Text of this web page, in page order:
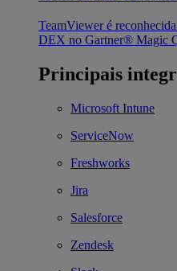
TeamViewer é
DEX no Gartner® Magic
Principais
Microsoft Intune
ServiceNow
Freshworks
Jira
Salesforce
Zendesk